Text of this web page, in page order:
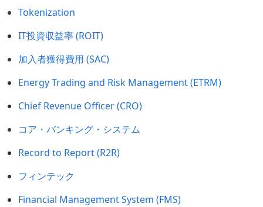
Tokenization
IT投資収益率 (ROIT)
加入者獲得費用 (SAC)
Energy Trading and Risk Management (ETRM)
Chief Revenue Officer (CRO)
コア・バンキング・システム
Record to Report (R2R)
フィンテック
Financial Management System (FMS)